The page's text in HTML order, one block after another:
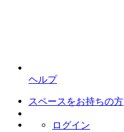
ヘルプ
スペースをお持ちの方
ログイン